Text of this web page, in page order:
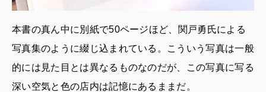
本書の真ん中に別紙で50ページほど、関戸勇氏による
写真集のように綴じ込まれている。こういう写真は一般
的には見た目とは異なるものなのだが、この写真に写る
深い空気と色の店内は記憶にあるままだ。